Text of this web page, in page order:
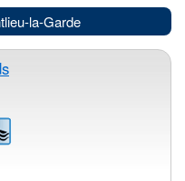
la-Garde